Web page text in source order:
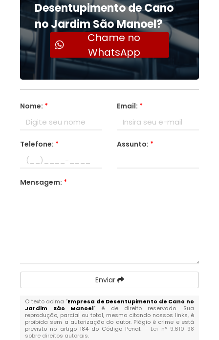
Desentupimento de Cano
no Jardim São Manoel?
Chame no
WhatsApp
Nome: * Email: *
Telefone: * Assunto: *
Mensagem: *
Enviar
O texto acima "Empresa de Desentupimento de Cano no
Jardim São Manoel" é de direito reservado. Sua
reprodução, parcial ou total, mesmo citando nossos links, é
proibida sem a autorização do autor. Plágio é crime e está
previsto no artigo 184 do Código Penal. – Lei n° 9.610-98
sobre direitos autorais.